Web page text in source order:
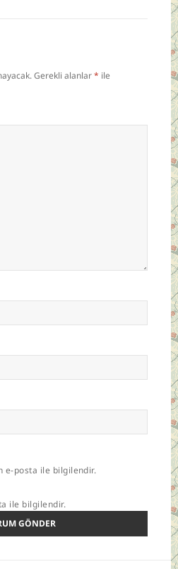
Gerekli alanlar* ile
e-posta ile bilgilendir.
ile bilgilendir.